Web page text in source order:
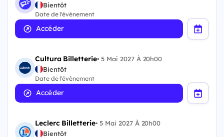
Bientôt
Date de l'évènement
Accéder
Cultura Billetterie•5 Mai 2027 À 20h00
Bientôt
Date de l'évènement
Accéder
Leclerc Billetterie•5 Mai 2027 À 20h00
Bientôt